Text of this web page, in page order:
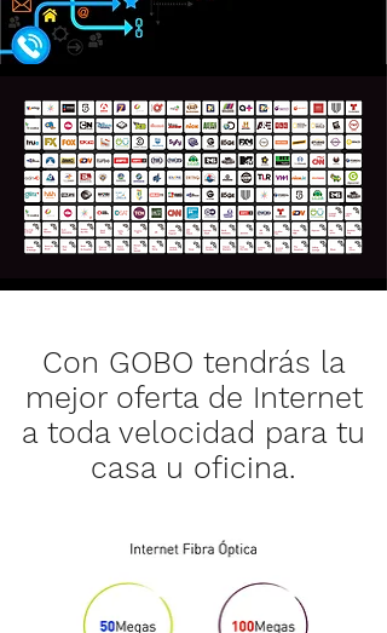
Con GOBO tendrás la
mejor oferta de Internet
a toda velocidad para tu
casa u oficina.